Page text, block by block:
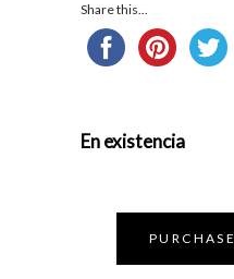
Share this...
En existencia
PURCHASE